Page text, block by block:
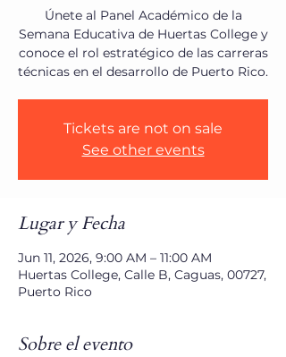
Únete al Panel Académico de la
Semana Educativa de Huertas College y
conoce el rol estratégico de las carreras
técnicas en el desarrollo de Puerto Rico.
Tickets are not on sale
See other events
Lugar y Fecha
Jun 11, 2026, 9:00 AM – 11:00 AM
Huertas College, Calle B, Caguas, 00727,
Puerto Rico
Sobre el evento